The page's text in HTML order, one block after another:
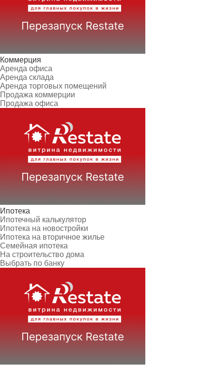
Коммерция
Аренда офиса
Аренда склада
Аренда торговых помещений
Продажа коммерции
Продажа офиса
Ипотека
Ипотечный калькулятор
Ипотека на новостройки
Ипотека на вторичное жилье
Семейная ипотека
На строительство дома
Выбрать по банку